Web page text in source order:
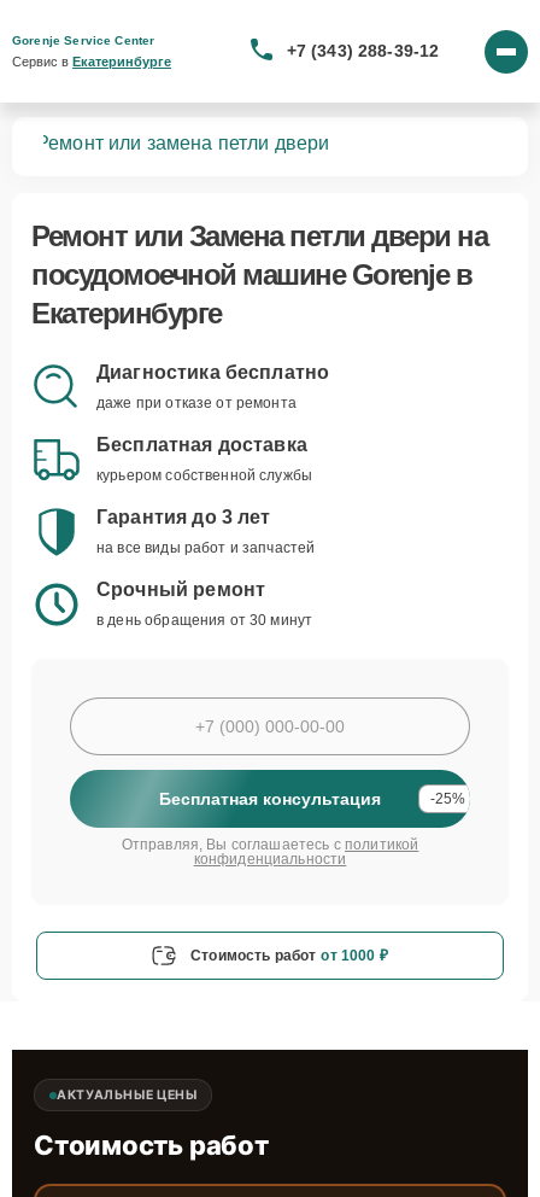
Gorenje Service Center
Сервис в Екатеринбурге
+7 (343) 288-39-12
Ремонт или замена петли двери
Ремонт или Замена петли двери на
посудомоечной машине Gorenje в
Екатеринбурге
Диагностика бесплатно
даже при отказе от ремонта
Бесплатная доставка
курьером собственной службы
Гарантия до 3 лет
на все виды работ и запчастей
Срочный ремонт
в день обращения от 30 минут
Бесплатная консультация -25%
Отправляя, Вы соглашаетесь с политикой
конфиденциальности
Стоимость работ от 1000 ₽
АКТУАЛЬНЫЕ ЦЕНЫ
Стоимость работ